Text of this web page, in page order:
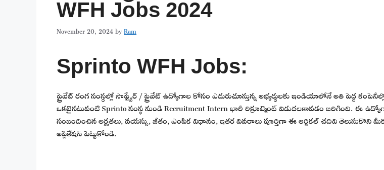
WFH Jobs 2024
November 20, 2024byRam
Sprinto WFH Jobs:
ప్రైవేట్ రంగ సంస్థల్లో సాఫ్ట్వేర్ / ప్రైవేట్ ఉద్యోగాల కోసం ఎదురుచూస్తున్న అభ్యర్థులకు ఇండియాలోనే అతి పెద్ద
ఒకటైనటువంటి Sprinto సంస్థ నుండి Recruitment Intern భారీ రిక్రూట్మెంట్ విడుదలకావడం జరిగింది. ఈ
సంబందించిన అర్హతలు, వయస్సు, జీతం, ఎంపిక విధానం, ఇతర వివరాలు పూర్తిగా ఈ ఆర్టికల్ చదివి తెలుసుకొని
అప్లికేషన్ పెట్టుకోండి.